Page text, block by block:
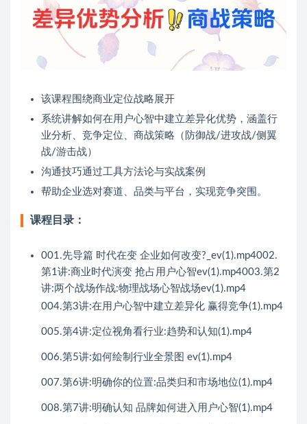
该课程围绕商业定位战略展开
系统讲解如何在用户心智中建立差异化优势，涵盖行
业分析、竞争定位、商战策略（防御战/进攻战/侧翼
战/游击战）
沟通技巧通过工具方法论与实战案例
帮助企业选对赛道、品类与平台，实现竞争突围。
课程目录：
001.先导篇 时代在变 企业如何改变?_ev(1).mp4002.
第1讲:商业时代演变 抢占用户心智ev(1).mp4003.第2
讲:两个战场作战:物理战场心智战场ev(1).mp4
004.第3讲:在用户心智中建立差异化 赢得竞争(1).mp4
005.第4讲:定位视角看行业:趋势和认知(1).mp4
006.第5讲:如何绘制行业全景图 ev(1).mp4
007.第6讲:明确你的位置:品类归和市场地位(1).mp4
008.第7讲:明确认知 品牌如何进入用户心智(1).mp4